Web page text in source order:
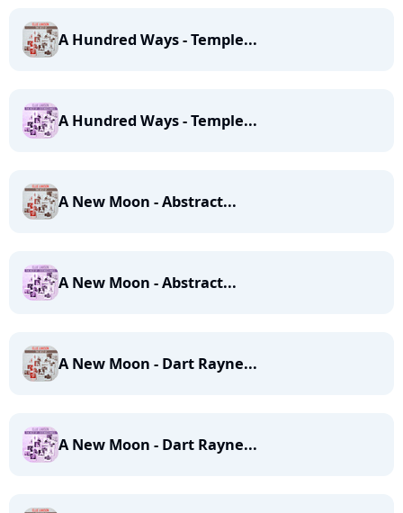
A Hundred Ways - Temple...
A Hundred Ways - Temple...
A New Moon - Abstract...
A New Moon - Abstract...
A New Moon - Dart Rayne...
A New Moon - Dart Rayne...